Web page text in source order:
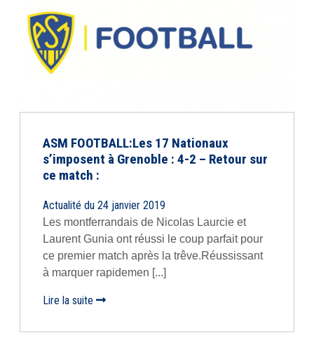
ASM FOOTBALL:Les 17 Nationaux
s’imposent à Grenoble : 4-2 – Retour sur
ce match :
Actualité du 24 janvier 2019
Les montferrandais de Nicolas Laurcie et
Laurent Gunia ont réussi le coup parfait pour
ce premier match après la trêve.Réussissant
à marquer rapidemen [...]
Lire la suite